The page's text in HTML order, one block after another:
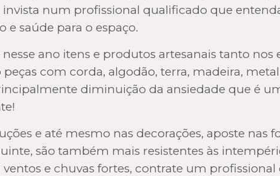
invista num profissional qualificado que
e saúde para o espaço.
ano itens e produtos artesanais tanto nos
com corda, algodão, terra, madeira,
diminuição da ansiedade que é
e até mesmo nas decorações, aposte nas
são também mais resistentes às
ventos e chuvas fortes, contrate um